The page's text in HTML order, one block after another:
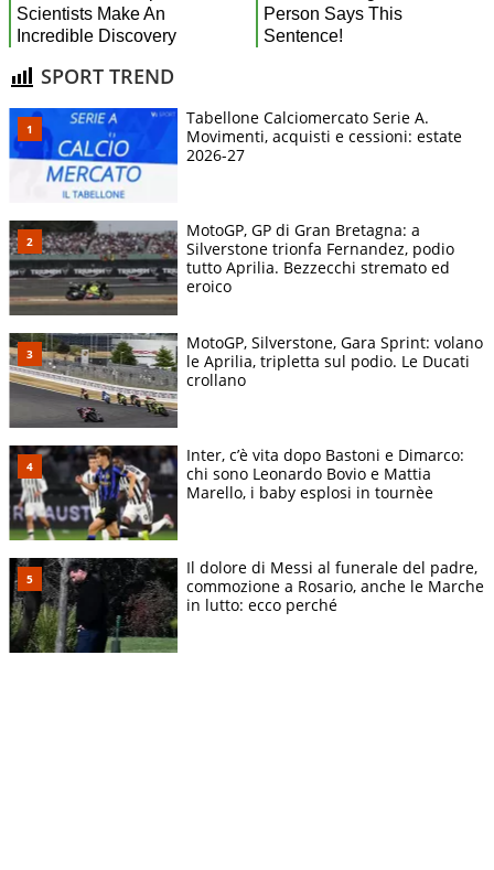
SPORT TREND
Tabellone Calciomercato Serie A.
Movimenti, acquisti e cessioni: estate
2026-27
MotoGP, GP di Gran Bretagna: a
Silverstone trionfa Fernandez, podio
tutto Aprilia. Bezzecchi stremato ed
eroico
MotoGP, Silverstone, Gara Sprint: volano
le Aprilia, tripletta sul podio. Le Ducati
crollano
Inter, c’è vita dopo Bastoni e Dimarco:
chi sono Leonardo Bovio e Mattia
Marello, i baby esplosi in tournèe
Il dolore di Messi al funerale del padre,
commozione a Rosario, anche le Marche
in lutto: ecco perché